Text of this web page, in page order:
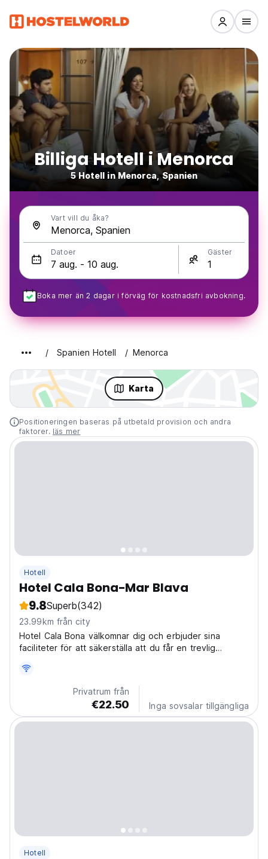
Billiga Hotell i Menorca
5 Hotell in Menorca, Spanien
Vart vill du åka?
Datoer Gäster
Boka mer än 2 dagar i förväg för kostnadsfri avbokning.
Spanien Hotell Menorca
Karta
Positioneringen baseras på utbetald provision och andra
faktorer. läs mer
Hotell
Hotel Cala Bona-Mar Blava
9.8Superb(342)
23.99km från city
Hotel Cala Bona välkomnar dig och erbjuder sina
faciliteter för att säkerställa att du får en trevlig
Menorca.
Privatrum från
€22.50 Inga sovsalar tillgängliga
Hotell